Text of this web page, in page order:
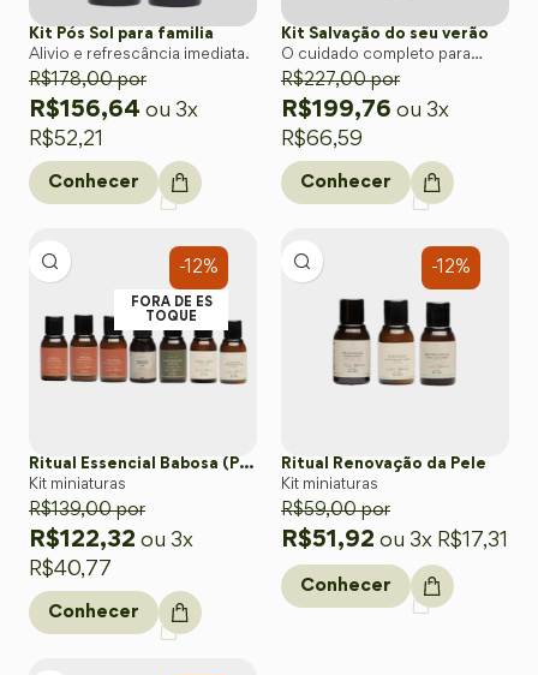
Kit Pós Sol para familia
Alivio e refrescância imediata.
R$178,00por
R$156,64 ou 3x
R$52,21
Conhecer
Kit Salvação do seu verão
O cuidado completo para
aproveitar o verão com
leveza, frescor e proteção
natural.
R$227,00por
R$199,76 ou 3x
R$66,59
Conhecer
-12%
FORA DE ES
TOQUE
Ritual Essencial Babosa (Pele & Cabelo)
Kit miniaturas
R$139,00por
R$122,32 ou 3x
R$40,77
Conhecer
-12%
Ritual Renovação da Pele
Kit miniaturas
R$59,00por
R$51,92 ou 3x R$ 17,31
Conhecer